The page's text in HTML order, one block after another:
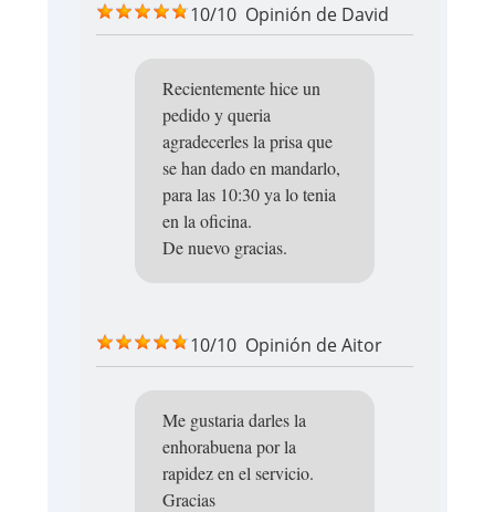
10/10 Opinión de David
Recientemente hice un
pedido y queria
agradecerles la prisa que
se han dado en mandarlo,
para las 10:30 ya lo tenia
en la oficina.
De nuevo gracias.
10/10 Opinión deAitor
Me gustaria darles la
enhorabuena por la
rapidez en el servicio.
Gracias